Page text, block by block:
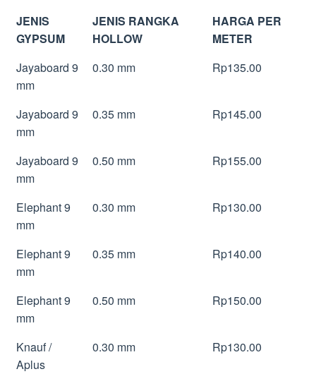
JENIS
GYPSUM
JENIS RANGKA
HOLLOW
HARGA PER
METER
Jayaboard 9
mm
0.30 mm Rp135.00
Jayaboard 9
mm
0.35 mm Rp145.00
Jayaboard 9
mm
0.50 mm Rp155.00
Elephant 9
mm
0.30 mm Rp130.00
Elephant 9
mm
0.35 mm Rp140.00
Elephant 9
mm
0.50 mm Rp150.00
Knauf /
Aplus
0.30 mm Rp130.00